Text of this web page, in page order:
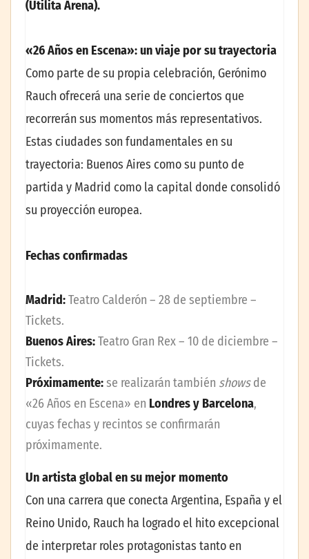
(Utilita Arena).
«26 Años en Escena»: un viaje por su trayectoria
Como parte de su propia celebración, Gerónimo
Rauch ofrecerá una serie de conciertos que
recorrerán sus momentos más representativos.
Estas ciudades son fundamentales en su
trayectoria: Buenos Aires como su punto de
partida y Madrid como la capital donde consolidó
su proyección europea.
Fechas confirmadas
Madrid:Teatro Calderón – 28 de septiembre –
Tickets.
Buenos Aires:Teatro Gran Rex – 10 de diciembre –
Tickets.
Próximamente:se realizarán también showsde
«26 Años en Escena» en Londres y Barcelona,
cuyas fechas y recintos se confirmarán
próximamente.
Un artista global en su mejor momento
Con una carrera que conecta Argentina, España y el
Reino Unido, Rauch ha logrado el hito excepcional
de interpretar roles protagonistas tanto en